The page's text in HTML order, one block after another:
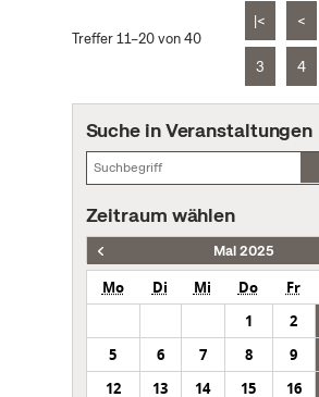
Treffer 11–20 von 40
|< <
3 4
Suche in Veranstaltungen
Zeitraum wählen
Mai 2025
Mo Di Mi Do Fr
1
2
5
6 7 8 9
12
13 14 15 16